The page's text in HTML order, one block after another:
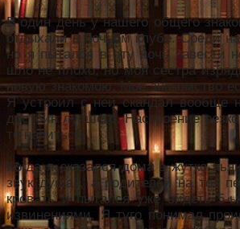
В один день у нашего общего
отдыхали в ночном клубе. Среди
но я пытался в эту ночь завести
шло не плохо, но моя сестра
новую знакомою. Моё знакомство
Я устроил с ней скандал вообще
достоин лучшего. Настроение
то напиться.
Когда я оказался дома в жутко
звук душа , а родителей на тот
кровать и пытался уже видеть 5-
извинениями. Я туго понимал